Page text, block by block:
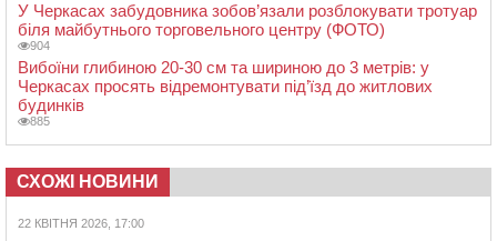
У Черкасах забудовника зобов’язали розблокувати тротуар
біля майбутнього торговельного центру (ФОТО)
904
Вибоїни глибиною 20-30 см та шириною до 3 метрів: у
Черкасах просять відремонтувати під’їзд до житлових
будинків
885
СХОЖІ НОВИНИ
22 КВІТНЯ 2026, 17:00